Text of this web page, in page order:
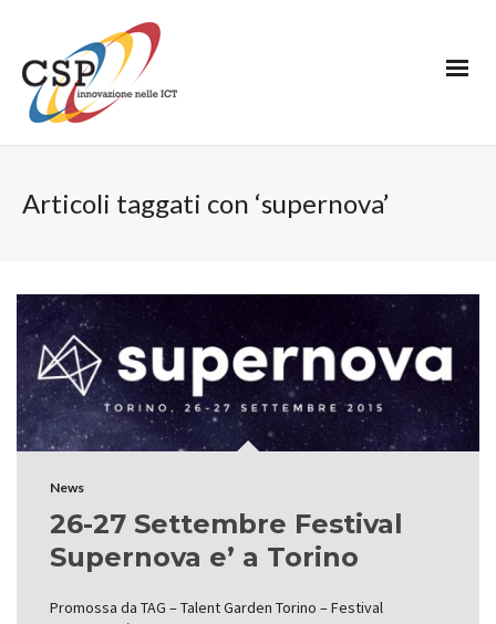
Articoli taggati con ‘supernova’
News
26-27 Settembre Festival
Supernova e’ a Torino
Promossa da TAG – Talent Garden Torino – Festival